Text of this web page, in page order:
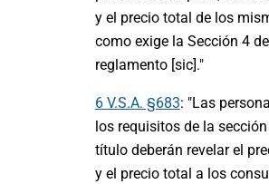
y el precio total de los
como exige la Sección 4
reglamento [sic]."
6 V.S.A. §683: "Las
los requisitos de la
título deberán revelar el
y el precio total a los